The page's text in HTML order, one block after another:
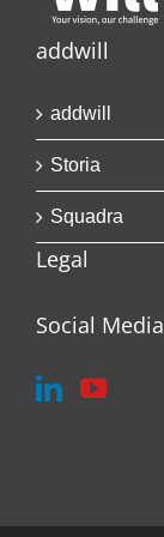
addwill
addwill
Storia
Squadra
Legal
Social Media